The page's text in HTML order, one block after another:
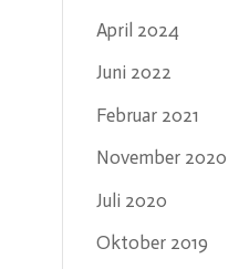
April 2024
Juni 2022
Februar 2021
November 2020
Juli 2020
Oktober 2019